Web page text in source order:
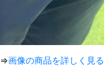
⇒画像の商品を詳しく見る